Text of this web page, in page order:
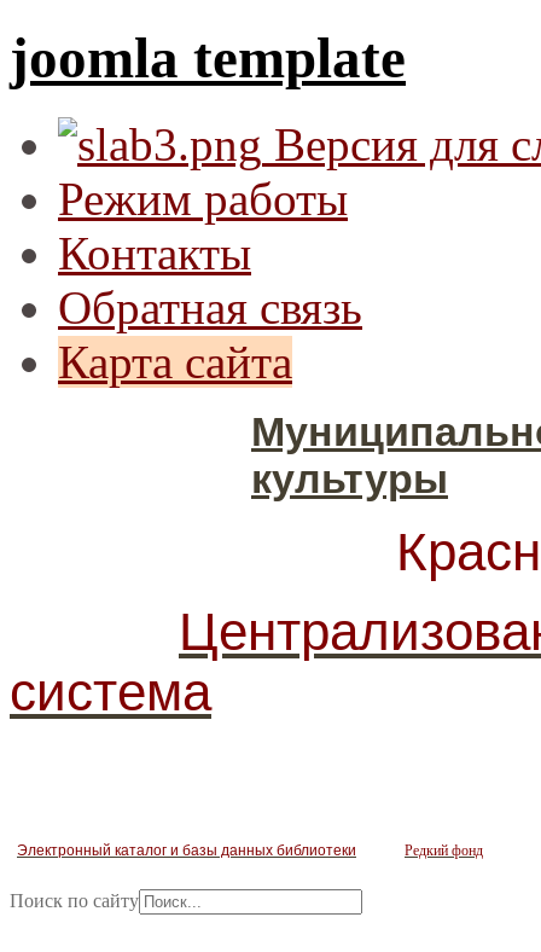
joomla template
Версия для
Режим работы
Контакты
Обратная связь
Карта сайта
культуры
система
Электронный каталог и базы данных библиотеки Редкий фонд
Поиск по сайту